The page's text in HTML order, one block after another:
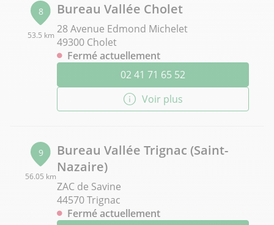
8
53.5 km
Bureau Vallée Cholet
28 Avenue Edmond Michelet
49300 Cholet
Fermé actuellement
02 41 71 65 52
Voir plus
9
56.05 km
Bureau Vallée Trignac (Saint-
Nazaire)
ZAC de Savine
44570 Trignac
Fermé actuellement